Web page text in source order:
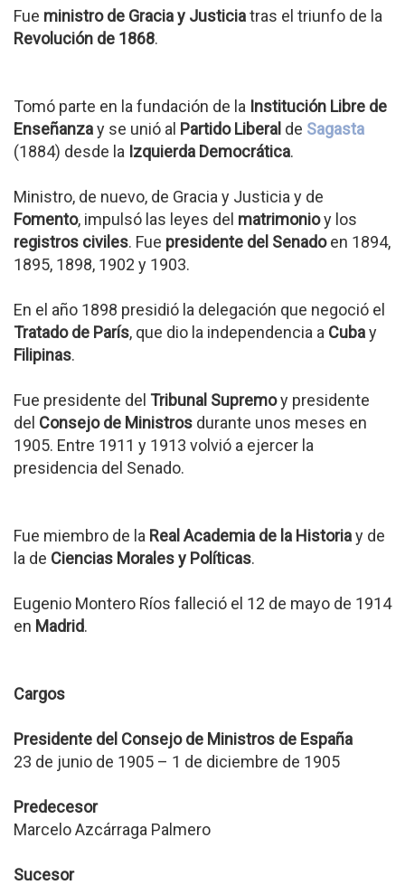
Fue ministro de Gracia y Justiciatras el triunfo de la
Revolución de 1868.
Tomó parte en la fundación de la Institución Libre de
Enseñanzay se unió al Partido Liberal de Sagasta
(1884) desde la Izquierda Democrática.
Ministro, de nuevo, de Gracia y Justicia y de
Fomento, impulsó las leyes del matrimonioy los
registros civiles. Fue presidente del Senadoen 1894,
1895, 1898, 1902 y 1903.
En el año 1898 presidió la delegación que negoció el
Tratado de París, que dio la independencia a Cubay
Filipinas.
Fue presidente del Tribunal Supremoy presidente
del Consejo de Ministros durante unos meses en
1905. Entre 1911 y 1913 volvió a ejercer la
presidencia del Senado.
Fue miembro de la Real Academia de la Historiay de
la de Ciencias Morales y Políticas.
Eugenio Montero Ríos falleció el 12 de mayo de 1914
en Madrid.
Cargos
Presidente del Consejo de Ministros de España
23 de junio de 1905 – 1 de diciembre de 1905
Predecesor
Marcelo Azcárraga Palmero
Sucesor